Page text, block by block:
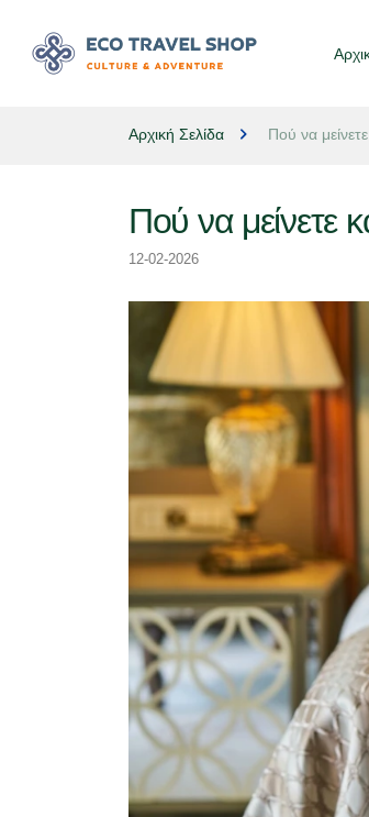
Αρχική Σελίδα Πού να
Πού να μείνετε
12-02-2026